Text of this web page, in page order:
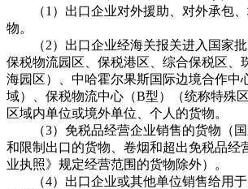
（1）出口企业对外援助、对外承包、
物。
（2）出口企业经海关报关进入国家批
保税物流园区、保税港区、综合保税区、
海园区）、中哈霍尔果斯国际边境合作中
域）、保税物流中心（B型）（统称特殊
区域内单位或境外单位、个人的货物。
（3）免税品经营企业销售的货物（国
和限制出口的货物、卷烟和超出免税品经
业执照》规定经营范围的货物除外）。
（4）出口企业或其他单位销售给用于